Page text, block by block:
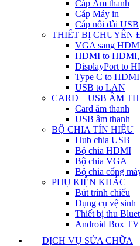
Cáp Âm thanh
Cáp Máy in
Cáp nối dài USB
THIẾT BỊ CHUYỂN
VGA sang
HDMI to
DisplayPort to
Type C to
USB to LAN
CARD – USB ÂM
Card âm thanh
USB âm thanh
BỘ CHIA TÍN HIỆU
Hub chia USB
Bộ chia HDMI
Bộ chia VGA
Bộ chia cổng
PHỤ KIỆN KHÁC
Bút trình chiếu
Dụng cụ vệ sinh
Thiết bị thu
Android Box TV
DỊCH VỤ SỬA CHỮA